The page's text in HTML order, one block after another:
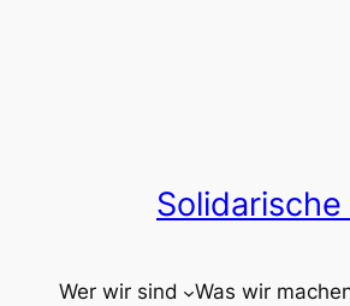
Wer wir sind Was wir